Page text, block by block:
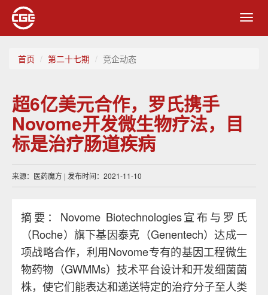
首页 第二十七期 竞企动态
超6亿美元合作，罗氏携手
Novome开发微生物疗法，目
标是治疗肠道疾病
来源：医药魔方 | 发布时间：2021-11-10
摘要：Novome Biotechnologies宣布与罗氏
（Roche）旗下基因泰克（Genentech）达成一
项战略合作，利用Novome专有的基因工程微生
物药物（GWMMs）技术平台设计和开发细菌菌
株，使它们能表达和递送特定的治疗分子至人类